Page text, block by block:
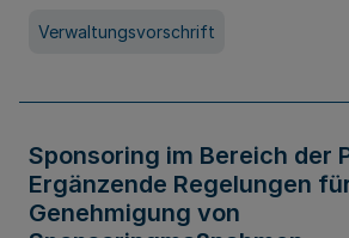
Verwaltungsvorschrift
Sponsoring im Bereich der
Ergänzende Regelungen
Genehmigung von